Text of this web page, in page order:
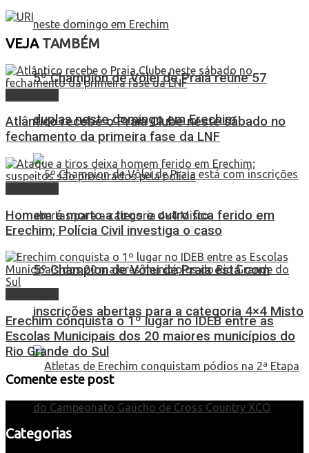
5º Champion de Vôlei de Praia reúne 57
duplas neste domingo em Erechim
5º Champion de Vôlei de Praia está com
inscrições abertas para a categoria 4×4 Misto
VEJATAMBÉM
Atlântico recebe o Praia Clube neste sábado no
fechamento da primeira fase da LNF
Homem é morto a tiros e outro fica ferido em
Erechim; Polícia Civil investiga o caso
Erechim conquista o 1º lugar no IDEB entre as
Escolas Municipais dos 20 maiores municípios do
Rio Grande do Sul
Comente este post
Categorias